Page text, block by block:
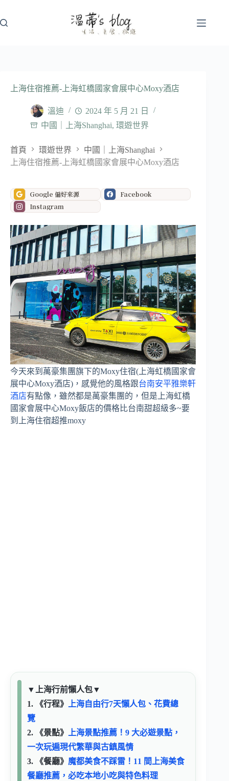
至
上海住宿推薦-上海虹橋國家會展中心Moxy酒店
溫迪
2024 年 5 月 21 日
中國｜上海Shanghai, 環遊世界
首頁 環遊世界
中國｜上海Shanghai
上海住宿推薦-上海虹橋國家會展中心Moxy酒店
Google 偏好來源
Facebook
Instagram
今天來到萬豪集團旗下的Moxy住宿(上海虹橋國家會
展中心Moxy酒店)，感覺他的風格跟台南安平雅樂軒
酒店有點像，雖然都是萬豪集團的，但是上海虹橋
國家會展中心Moxy飯店的價格比台南甜超級多~要
到上海住宿超推moxy
▼ 上海行前懶人包▼
1. 《行程》
上海自由行7天懶人包、花費總
覽
2. 《景點》
上海景點推薦！9 大必遊景點，
一次玩遍現代繁華與古鎮風情
3. 《餐廳》 魔都美食不踩雷！11 間上海美食
餐廳推薦，必吃本地小吃與特色料理